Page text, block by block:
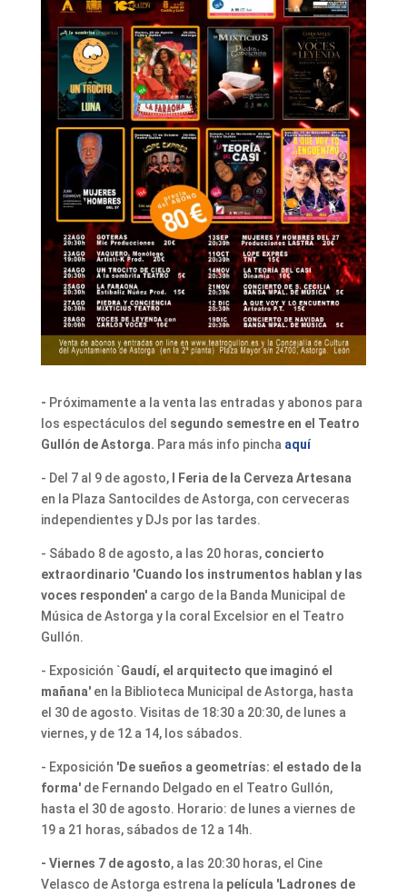
- Próximamente a la venta las entradas y abonos para
los espectáculos del segundo semestre en el Teatro
Gullón de Astorga. Para más info pincha aquí
- Del 7 al 9 de agosto,
I Feria de la Cerveza Artesana
en la Plaza Santocildes de Astorga, con cerveceras
independientes y DJs por las tardes.
- Sábado 8 de agosto, a las 20 horas, concierto
extraordinario 'Cuando los instrumentos hablan y las
voces responden'a cargo de la Banda Municipal de
Música de Astorga y la coral Excelsior en el Teatro
Gullón.
- Exposición `Gaudí, el arquitecto que imaginó el
mañana'en la Biblioteca Municipal de Astorga, hasta
el 30 de agosto. Visitas de 18:30 a 20:30, de lunes a
viernes, y de 12 a 14, los sábados.
- Exposición 'De sueños a geometrías: el estado de la
forma' de Fernando Delgado en el Teatro Gullón,
hasta el 30 de agosto. Horario: de lunes a viernes de
19 a 21 horas, sábados de 12 a 14h.
- Viernes 7 de agosto, a las 20:30 horas, el Cine
Velasco de Astorga estrena la película 'Ladrones de